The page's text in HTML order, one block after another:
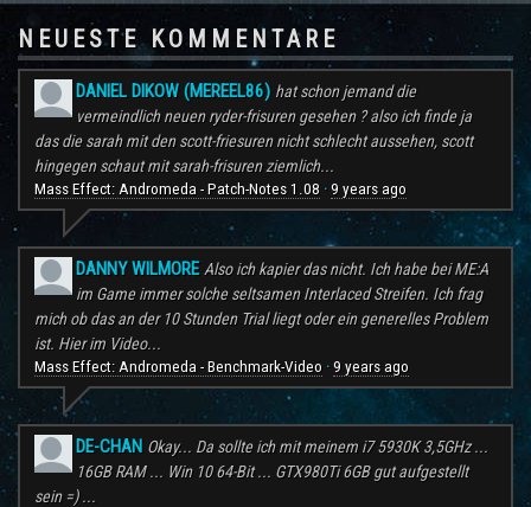
NEUESTE KOMMENTARE
DANIEL DIKOW (MEREEL86) hat schon jemand die
vermeindlich neuen ryder-frisuren gesehen ? also ich finde ja
das die sarah mit den scott-friesuren nicht schlecht aussehen, scott
hingegen schaut mit sarah-frisuren ziemlich...
Mass Effect: Andromeda - Patch-Notes 1.08 · 9 years ago
DANNY WILMORE Also ich kapier das nicht. Ich habe bei ME:A
im Game immer solche seltsamen Interlaced Streifen. Ich frag
mich ob das an der 10 Stunden Trial liegt oder ein generelles Problem
ist. Hier im Video...
Mass Effect: Andromeda - Benchmark-Video · 9 years ago
DE-CHAN Okay... Da sollte ich mit meinem i7 5930K 3,5GHz ...
16GB RAM ... Win 10 64-Bit ... GTX980Ti 6GB gut aufgestellt
sein =) ...